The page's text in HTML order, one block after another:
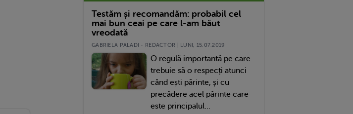
Testăm și recomandăm: probabil cel
mai bun ceai pe care l-am băut
vreodată
GABRIELA PALADI - REDACTOR | LUNI, 15.07.2019
O regulă importantă pe care
trebuie să o respecți atunci
când ești părinte, și cu
precădere acel părinte care
este principalul...